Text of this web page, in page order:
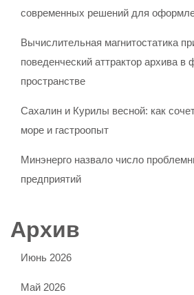
современных решений для
Вычислительная магнитостатика
поведенческий аттрактор архива в
пространстве
Сахалин и Курилы весной: как
море и гастроопыт
Минэнерго назвало число
предприятий
Архив
Июнь 2026
Май 2026